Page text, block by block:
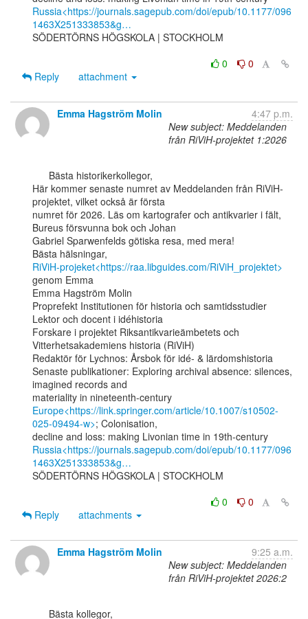
Russia<https://journals.sagepub.com/doi/epub/10.1177/096
1463X251333853&g…
SÖDERTÖRNS HÖGSKOLA | STOCKHOLM
0
0
Reply
attachment
Emma Hagström Molin
4:47 p.m.
New subject: Meddelanden
från RiViH-projektet 1:2026
Här kommer senaste numret av Meddelanden från RiViH-
projektet, vilket också är första
numret för 2026. Läs om kartografer och antikvarier i fält,
Bureus försvunna bok och Johan
Gabriel Sparwenfelds götiska resa, med mera!
RiViH-projeket<https://raa.libguides.com/RiViH_projektet>
genom Emma
Emma Hagström Molin
Proprefekt Institutionen för historia och samtidsstudier
Lektor och docent i idéhistoria
Forskare i projektet Riksantikvarieämbetets och
Vitterhetsakademiens historia (RiViH)
Redaktör för Lychnos: Årsbok för idé- & lärdomshistoria
Senaste publikationer: Exploring archival absence: silences,
imagined records and
Europe<https://link.springer.com/article/10.1007/s10502-
025-09494-w>; Colonisation,
Russia<https://journals.sagepub.com/doi/epub/10.1177/096
1463X251333853&g…
SÖDERTÖRNS HÖGSKOLA | STOCKHOLM
0
0
Reply
attachments
Emma Hagström Molin
9:25 a.m.
New subject: Meddelanden
från RiViH-projektet 2026:2